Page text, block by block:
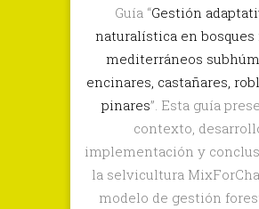
Guía “Gestión
naturalística en
mediterráneos
encinares, castañares,
pinares”. Esta guía
contexto,
implementación y
la selvicultura
modelo de gestión